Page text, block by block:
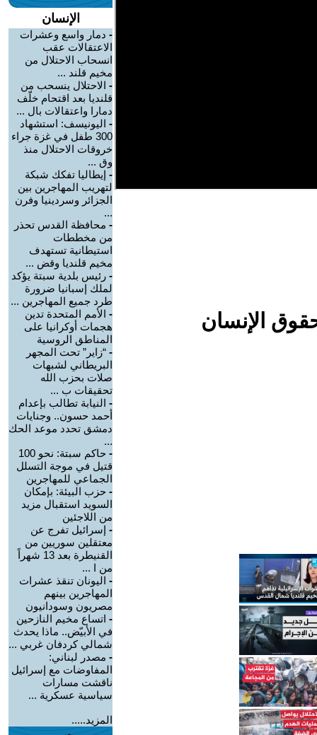
الإنسان
الإنسان
- دمار واسع وعشرات
الاعتقالات عقب
انسحاب الاحتلال من
مخيم قلند ...
- الاحتلال ينسحب من
قلنديا بعد اقتحام خلّف
دمارا واعتقالات بال ...
- اليونيسف: استشهاد
300 طفل في غزة جراء
خروقات الاحتلال منذ
وق ...
- إيطاليا تفكك شبكة
لتهريب المهاجرين بين
الجزائر وسردينيا وفرن
...
- محافظة القدس تحذر
من مخططات
استيطانية تستهدف
مخيم قلنديا وقض ...
- رئيس بلدية سبتة يؤكد
لملك إسبانيا ضرورة
طرد جميع المهاجرين ...
- الأمم المتحدة تدين
هجمات أوكرانيا على
المناطق الروسية
- “زاير” تحت المجهر
البريطاني لشبهات
صلات بحزب الله
تحقيقات ب ...
- النيابة تطالب بإعدام
أحمد حسون.. وجنايات
دمشق تحدد موعد الحك
...
-
حاكم سبتة: نحو 100
قتيل في موجة التسلل
الجماعي للمهاجرين
- حزب البيئة: بإمكان
السويد استقبال مزيد
من اللاجئين
- إسرائيل تفرج عن
معتقلين سوريين من
القنيطرة بعد 13 شهراً
من ا ...
- اليونان تنقذ عشرات
المهاجرين بينهم
مصريون وسودانيون
- اتساع مخيم النازحين
في الأبيّض.. ماذا يحدث
شمالي كردفان غربي ...
- مصدر لبناني:
المفاوضات مع إسرائيل
ناقشت مسارات
سياسية عسكرية ...
المزيد.....